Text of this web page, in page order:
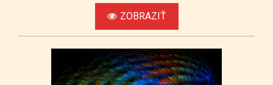
ZOBRAZIŤ